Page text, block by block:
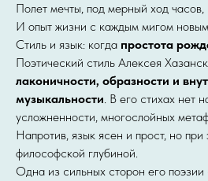
Полет мечты, под мерный ход часов,
И опыт жизни с каждым мигом
Стиль и язык: когда простота
Поэтический стиль Алексея
лаконичности, образности и
музыкальности. В его стихах нет
усложненности, многослойных
Напротив, язык ясен и прост, но
философской глубиной.
Одна из сильных сторон его